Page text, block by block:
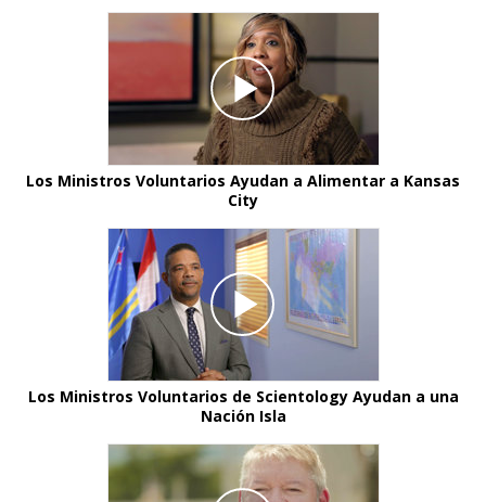
Los Ministros Voluntarios Ayudan a Alimentar a Kansas
City
Los Ministros Voluntarios de Scientology Ayudan a una
Nación Isla